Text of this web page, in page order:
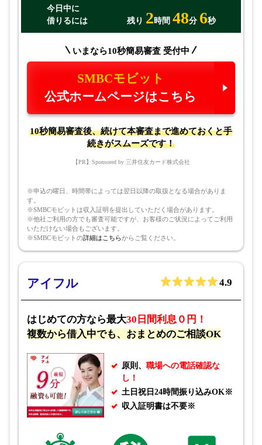
今日中に
借りるには
残り 2時間 48分 5秒
いまなら10秒簡易審査 受付中
SMBCモビット
公式ホームページはこちら
10秒簡易審査後、続けて本審査まで進めておくと手
続きがスムーズです！
【PR】Sponsored by 三井住友カード株式会社
※申込の曜日、時間帯によっては翌日以降の取扱となる場合がありま
す。
※SMBCモビットは収入証明を提出していただく場合があります。
※他社ご利用の方でも審査可能ですが、お客様のご状況によってご利用
いただけない場合もございます。
※SMBCモビットの詳細はこちらからご覧ください。
アイフル 4.9
はじめての方なら最大30日間利息０円！
複数から借入中でも、おまとめのご相談OK
原則、職場への電話確認な
し！
土日祝日24時間振り込みOK※
収入証明書は不要※